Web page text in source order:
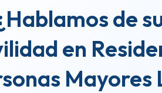
de
en
Mayores